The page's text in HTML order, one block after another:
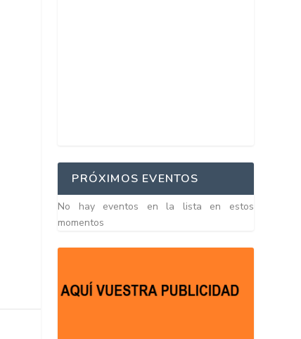
PRÓXIMOS EVENTOS
No hay eventos en la lista en estos
momentos